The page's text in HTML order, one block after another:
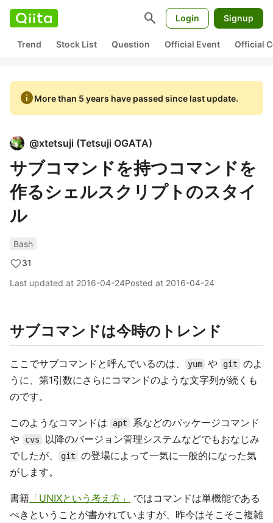
search Login Signup
Trend Stock List Question Official Event Official
infoMore than 5 years have passed since last update.
@xtetsuji (Tetsuji OGATA)
サブコマンドを持つコマンドを
作るシェルスクリプトのスタイ
ル
Bash
31
Last updated at 2016-04-24Posted at 2016-04-24
サブコマンドは今時のトレンド
ここでサブコマンドと呼んでいるのは、 yum や git
のよ
うに、第1引数にさらにコマンドのような文字列が続くも
のです。
このようなコマンドは apt
系などのパッケージコマンド
や
cvs
以降のバージョン管理システムなどでもおなじみ
でしたが、
git
の登場によって一気に一般的になった気
がします。
書籍 「UNIXという考え方」
ではコマンドは単機能である
べきということが書かれていますが、昨今はそこそこ複雑